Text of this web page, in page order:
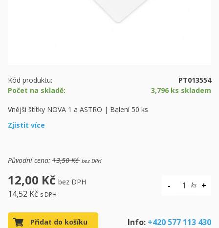
Kód produktu:
PT013554
Počet na skladě:
3,796 ks skladem
Vnější štítky NOVA 1 a ASTRO | Balení 50 ks
Zjistit více
Původní cena: 13,50 Kč bez DPH
12,00 Kč bez DPH
14,52 Kč s DPH
Přidat do košíku Info: +420 577 113 430